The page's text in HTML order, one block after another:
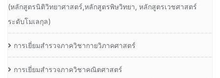
(หลักสูตรนิติวิทยาศาสตร์,หลักสูตรพิษวิทยา, หลักสูตรเวชศาสตร์
ระดับโมเลกุล)
การเยี่ยมสำรวจภาควิชากายวิภาคศาสตร์
การเยี่ยมสำรวจภาควิชาคณิตศาสตร์